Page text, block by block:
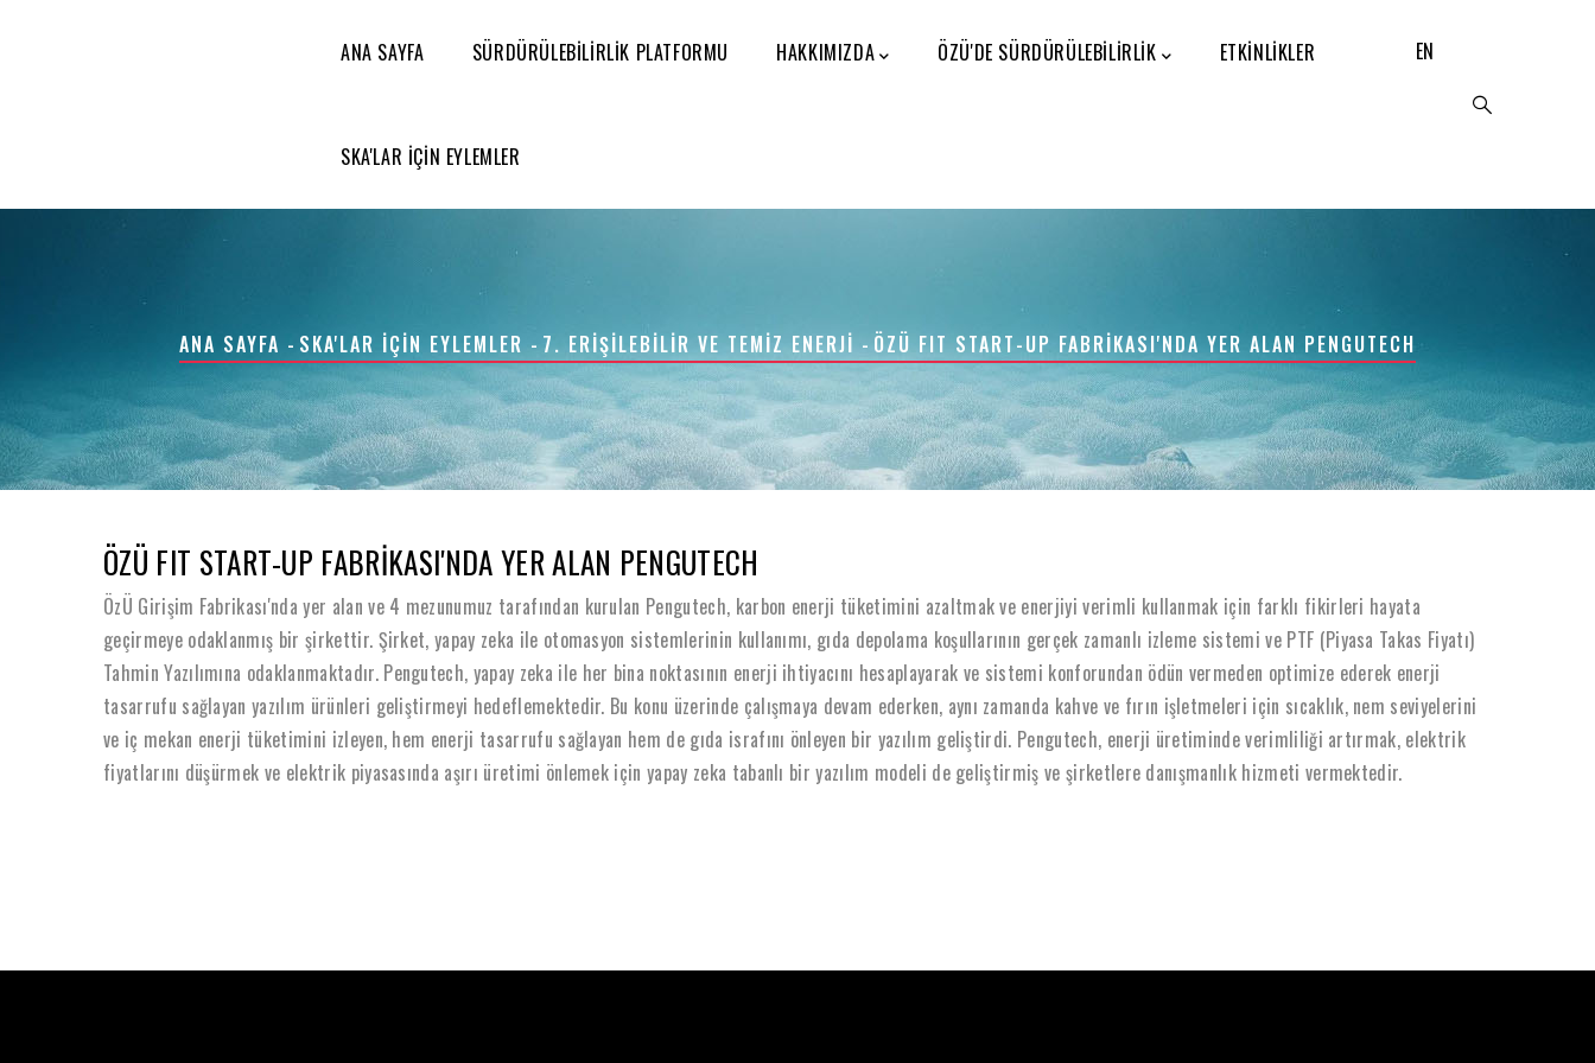
ANA SAYFA SÜRDÜRÜLEBILIRLIK PLATFORMU HAKKIMIZDA ÖZÜ'DE SÜRDÜRÜLEBILIRLIK ETKINLIKLER
SKA'LAR IÇIN EYLEMLER
SAYFA
YOLU
ANA SAYFA - SKA'LAR IÇIN EYLEMLER - 7. ERIŞILEBILIR VE TEMIZ ENERJI - ÖZÜ FIT START-UP FABRİKASI'NDA YER ALAN PENGUTECH
ÖZÜ FIT START-UP FABRİKASI'NDA YER ALAN PENGUTECH
ÖzÜ Girişim Fabrikası'nda yer alan ve 4 mezunumuz tarafından kurulan Pengutech, karbon enerji tüketimini azaltmak ve enerjiyi verimli kullanmak için farklı fikirleri hayata
geçirmeye odaklanmış bir şirkettir. Şirket, yapay zeka ile otomasyon sistemlerinin kullanımı, gıda depolama koşullarının gerçek zamanlı izleme sistemi ve PTF (Piyasa Takas Fiyatı)
Tahmin Yazılımına odaklanmaktadır. Pengutech, yapay zeka ile her bina noktasının enerji ihtiyacını hesaplayarak ve sistemi konforundan ödün vermeden optimize ederek enerji
tasarrufu sağlayan yazılım ürünleri geliştirmeyi hedeflemektedir. Bu konu üzerinde çalışmaya devam ederken, aynı zamanda kahve ve fırın işletmeleri için sıcaklık, nem seviyelerini
ve iç mekan enerji tüketimini izleyen, hem enerji tasarrufu sağlayan hem de gıda israfını önleyen bir yazılım geliştirdi. Pengutech, enerji üretiminde verimliliği artırmak, elektrik
fiyatlarını düşürmek ve elektrik piyasasında aşırı üretimi önlemek için yapay zeka tabanlı bir yazılım modeli de geliştirmiş ve şirketlere danışmanlık hizmeti vermektedir.